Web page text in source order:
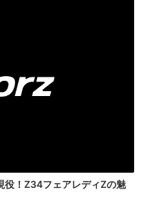
役！Z34フェアレディZの魅